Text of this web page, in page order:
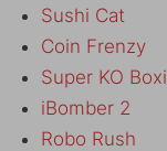
Sushi Cat
Coin Frenzy
Super KO
iBomber 2
Robo Rush